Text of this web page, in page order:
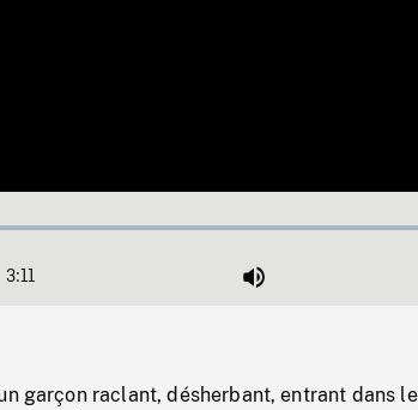
3:11 Mute
garçon raclant, désherbant, entrant dans le